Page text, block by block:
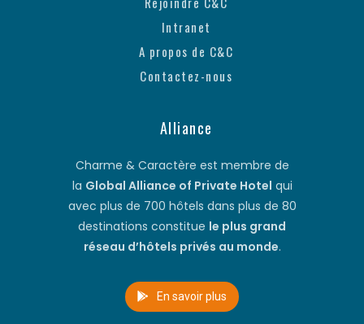
Intranet
A propos de C&C
Contactez-nous
Alliance
Charme & Caractère est membre de
la Global Alliance of Private Hotel qui
avec plus de 700 hôtels dans plus de 80
destinations constitue le plus grand
réseau d’hôtels privés au monde.
En savoir plus